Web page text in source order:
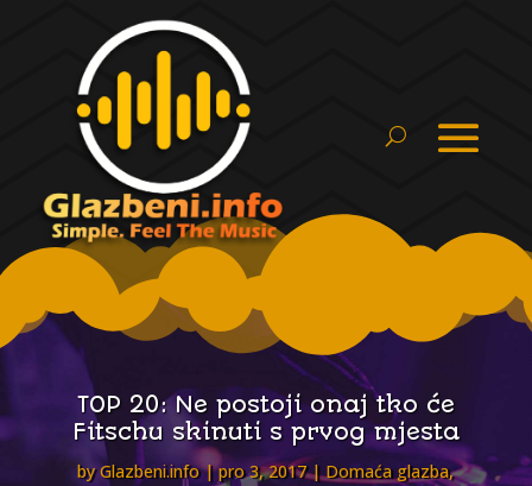
TOP 20: Ne postoji onaj tko će
Fitschu skinuti s prvog mjesta
byGlazbeni.info pro 3, 2017 Domaća glazba,